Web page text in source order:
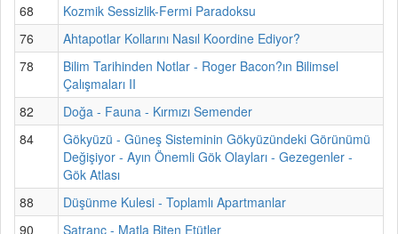
68
Kozmik Sessizlik-Fermi Paradoksu
76
Ahtapotlar Kollarını Nasıl Koordine Ediyor?
78
Bilim Tarihinden Notlar - Roger Bacon?ın Bilimsel
Çalışmaları II
82
Doğa - Fauna - Kırmızı Semender
84
Gökyüzü - Güneş Sisteminin Gökyüzündeki Görünümü
Değişiyor - Ayın Önemli Gök Olayları - Gezegenler -
Gök Atlası
88
Düşünme Kulesi - Toplamlı Apartmanlar
90
Satranç - Matla Biten Etütler